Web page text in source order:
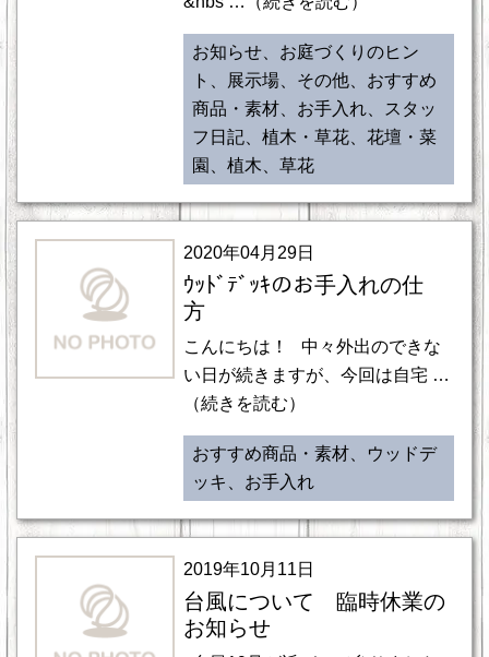
お知らせ、お庭づくりのヒン
ト、展示場、その他、おすすめ
商品・素材、お手入れ、スタッ
フ日記、植木・草花、花壇・菜
園、植木、草花
2020年04月29日
ｳｯﾄﾞﾃﾞｯｷのお手入れの仕
方
こんにちは！ 中々外出のできな
い日が続きますが、今回は自宅 …
（続きを読む）
おすすめ商品・素材、ウッドデ
ッキ、お手入れ
2019年10月11日
台風について 臨時休業の
お知らせ